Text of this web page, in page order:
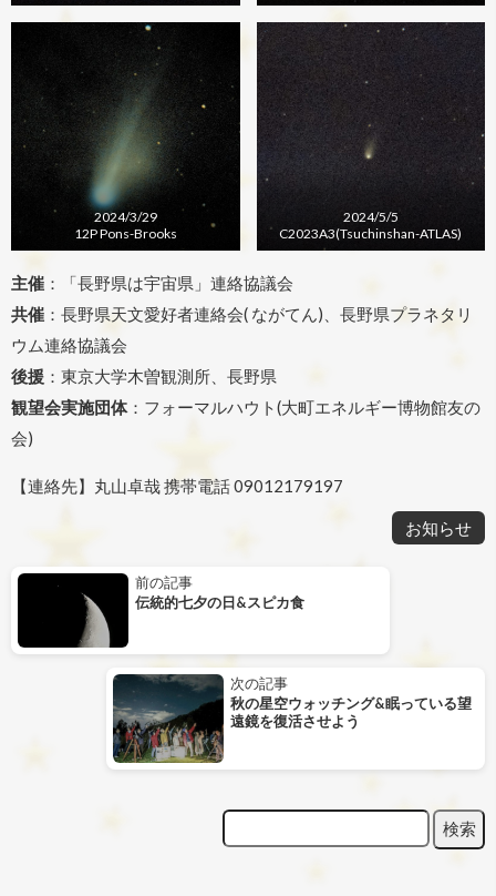
2024/3/29
12P Pons-Brooks
2024/5/5
C2023A3(Tsuchinshan-ATLAS)
主催 ：「長野県は宇宙県」連絡協議会
共催 ：長野県天文愛好者連絡会( ながてん)、長野県プラネタリ
ウム連絡協議会
後援 ：東京大学木曽観測所、長野県
観望会実施団体：フォーマルハウト(大町エネルギー博物館友の
会)
【連絡先】丸山卓哉 携帯電話 09012179197
お知らせ
過
去
前の記事
伝統的七夕の日&スピカ食
次
の
投
次の記事
秋の星空ウォッチング&眠っている望
遠鏡を復活させよう
検
索
検索